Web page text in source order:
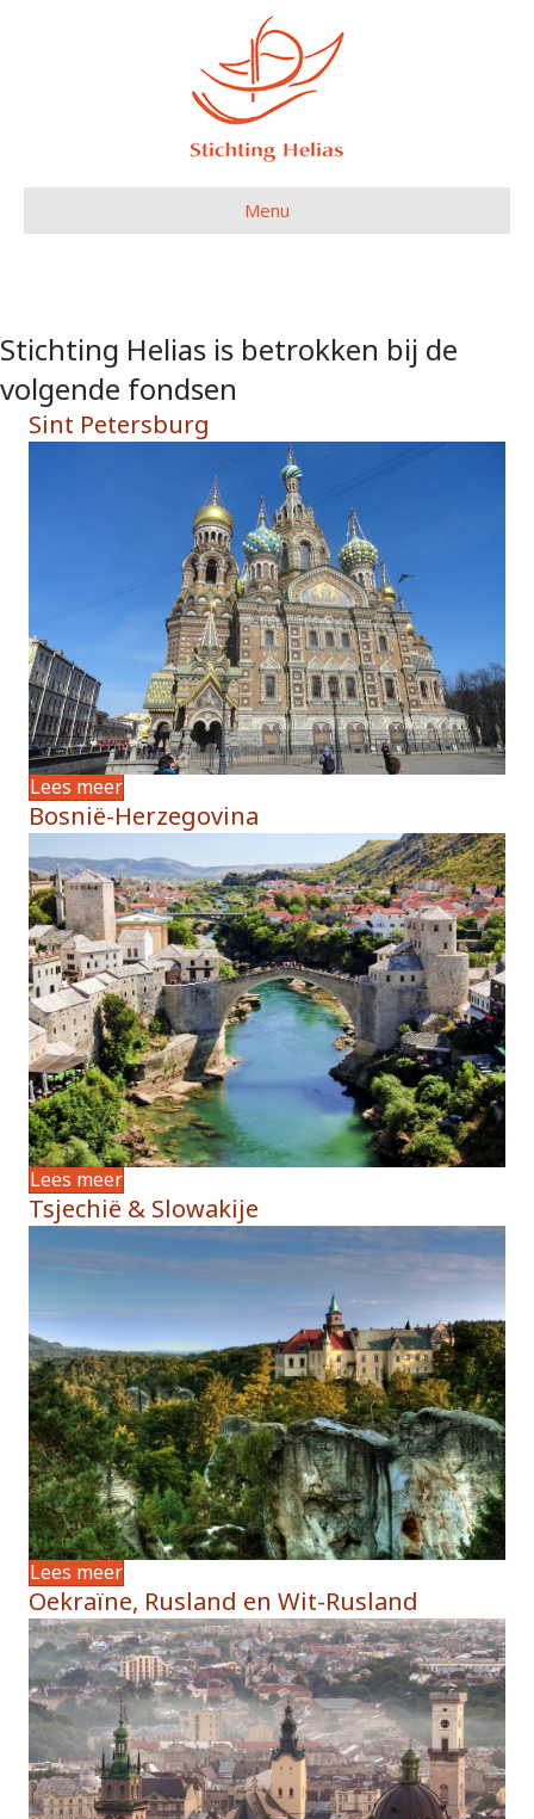
Menu
Stichting Helias is betrokken bij de
volgende fondsen
Sint Petersburg
Lees meer
Bosnië-Herzegovina
Lees meer
Tsjechië & Slowakije
Lees meer
Oekraïne, Rusland en Wit-Rusland